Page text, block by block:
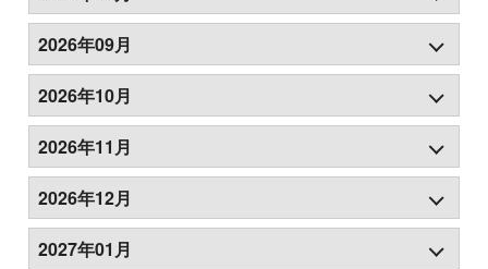
2026年09月
2026年10月
2026年11月
2026年12月
2027年01月